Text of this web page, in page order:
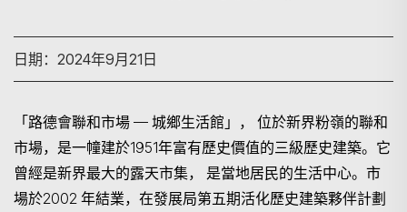
日期：2024年9月21日
「路德會聯和市場 — 城鄉生活館」，
位於新界粉嶺的聯和
市場，是一幢建於1951年富有歷史價值的三級歷史建築。它
曾經是新界最大的露天市集，
是當地居民的生活中心。市
場於2002 年結業，在發展局第五期活化歷史建築夥伴計劃